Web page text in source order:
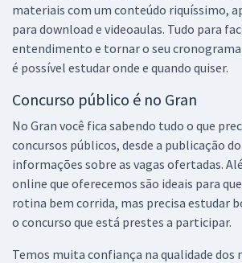
materiais com um conteúdo riquíssimo,
para download e videoaulas. Tudo para
entendimento e tornar o seu
é possível estudar onde e quando quiser.
Concurso público é no Gran
No Gran você fica sabendo tudo o que
concursos públicos, desde a publicação
informações sobre as vagas ofertadas.
online que oferecemos são ideais para
rotina bem corrida, mas precisa estudar
o concurso que está prestes a participar.
Temos muita confiança na qualidade dos